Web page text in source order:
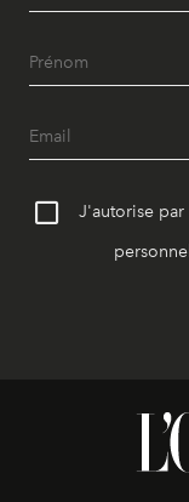
J'autorise